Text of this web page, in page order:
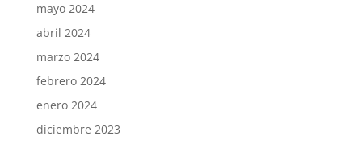
mayo 2024
abril 2024
marzo 2024
febrero 2024
enero 2024
diciembre 2023